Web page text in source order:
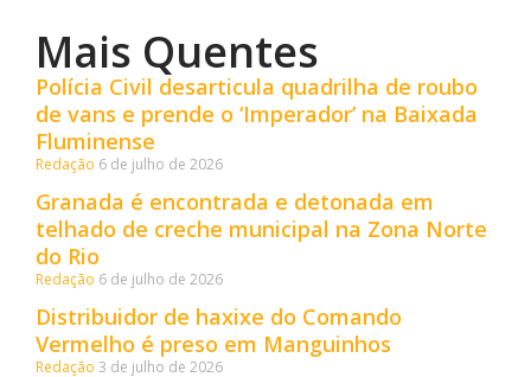
Mais Quentes
Polícia Civil desarticula quadrilha de roubo
de vans e prende o ‘Imperador’ na Baixada
Fluminense
Redação 6 de julho de 2026
Granada é encontrada e detonada em
telhado de creche municipal na Zona Norte
do Rio
Redação 6 de julho de 2026
Distribuidor de haxixe do Comando
Vermelho é preso em Manguinhos
Redação 3 de julho de 2026